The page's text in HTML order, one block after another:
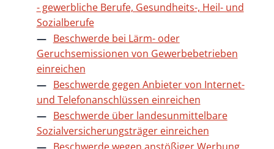
- gewerbliche Berufe, Gesundheits-, Heil- und
Sozialberufe
Beschwerde bei Lärm- oder
Geruchsemissionen von Gewerbebetrieben
einreichen
Beschwerde gegen Anbieter von Internet-
und Telefonanschlüssen einreichen
Beschwerde über landesunmittelbare
Sozialversicherungsträger einreichen